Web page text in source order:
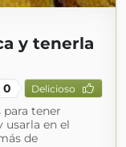
y tenerla
0 Delicioso
para tener
usarla en el
de